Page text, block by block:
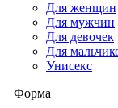
Для женщин
Для мужчин
Для девочек
Для
Унисекс
Форма